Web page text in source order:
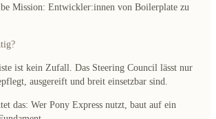
Mission: Entwickler:innen von Boilerplate zu
ist kein Zufall. Das Steering Council lässt nur
ausgereift und breit einsetzbar sind.
das: Wer Pony Express nutzt, baut auf ein